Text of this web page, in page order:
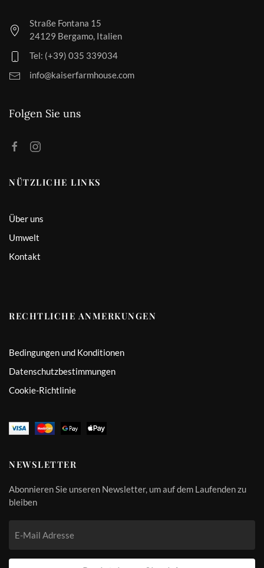
Straße Fontana 15
24129 Bergamo, Italien
Tel: (+39) 035 339034
info@kaiserfarmhouse.com
Folgen Sie uns
NÜTZLICHE LINKS
Über uns
Umwelt
Kontakt
RECHTLICHE ANMERKUNGEN
Bedingungen und Konditionen
Datenschutzbestimmungen
Cookie-Richtlinie
NEWSLETTER
Abonnieren Sie unseren Newsletter, um auf dem Laufenden zu
bleiben